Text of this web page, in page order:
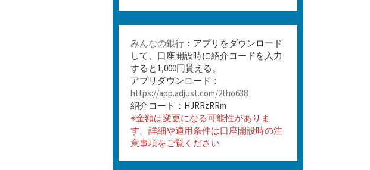
みんなの銀行 ：アプリをダウンロード
して、口座開設時に紹介コードを入力
すると1,000円貰える。
アプリダウンロード：
https://app.adjust.com/2tho638
紹介コード：HJRRzRRm
※金額は変更になる可能性がありま
す。詳細や適用条件は口座開設時の注
意事項をご覧ください